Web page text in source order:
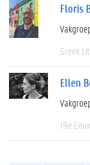
Floris
Greek
Ellen
19e